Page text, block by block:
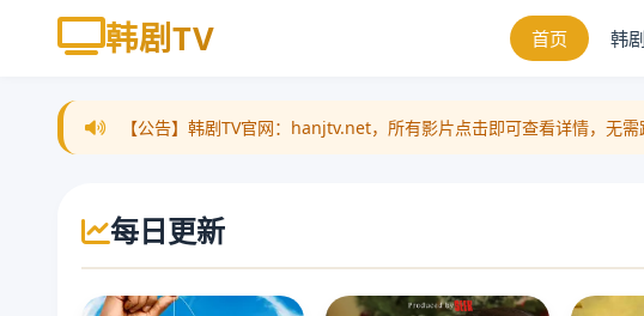
韩剧TV 首页 韩剧
【公告】韩剧TV官网：hanjtv.net，所有影片点击即可查看详情，无
每日更新